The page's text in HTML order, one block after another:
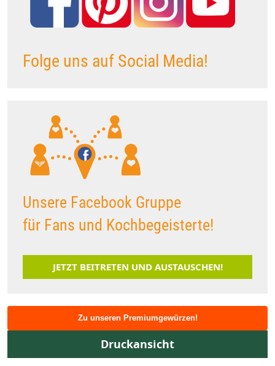
Folge uns auf Social Media!
Unsere Facebook Gruppe
für Fans und Kochbegeisterte!
JETZT BEITRETEN UND AUSTAUSCHEN!
Zu unseren Premiumgewürzen!
Druckansicht